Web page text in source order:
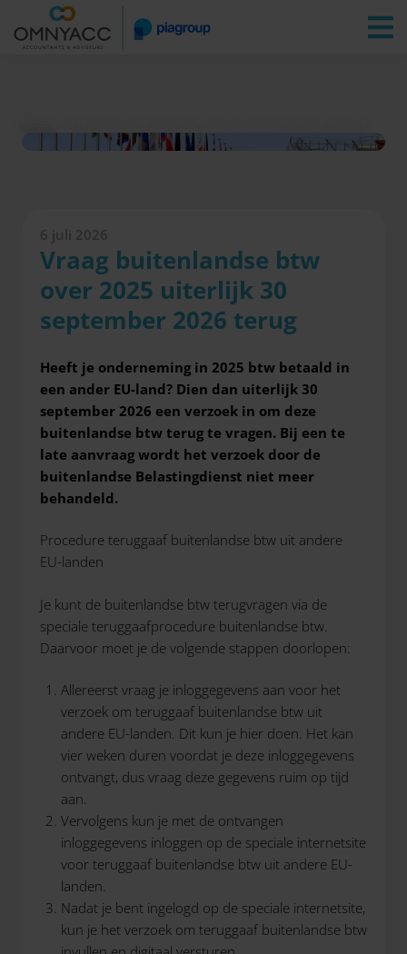
Vestigingen Zoeken
6 juli 2026
Vraag buitenlandse btw
over 2025 uiterlijk 30
september 2026 terug
Heeft je onderneming in 2025 btw betaald in
een ander EU-land? Dien dan uiterlijk 30
september 2026 een verzoek in om deze
buitenlandse btw terug te vragen. Bij een te
late aanvraag wordt het verzoek door de
buitenlandse Belastingdienst niet meer
behandeld.
Procedure teruggaaf buitenlandse btw uit andere
EU-landen
Je kunt de buitenlandse btw terugvragen via de
speciale teruggaafprocedure buitenlandse btw.
Daarvoor moet je de volgende stappen doorlopen:
Allereerst vraag je inloggegevens aan voor het
verzoek om teruggaaf buitenlandse btw uit
andere EU-landen. Dit kun je hier doen. Het kan
vier weken duren voordat je deze inloggegevens
ontvangt, dus vraag deze gegevens ruim op tijd
aan.
Vervolgens kun je met de ontvangen
inloggegevens inloggen op de speciale internetsite
voor teruggaaf buitenlandse btw uit andere EU-
landen.
Nadat je bent ingelogd op de speciale internetsite,
kun je het verzoek om teruggaaf buitenlandse btw